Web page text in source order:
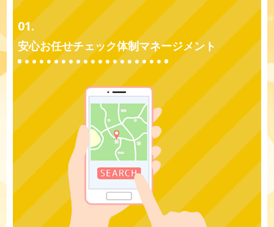
01.
安心お任せチェック体制マネージメント